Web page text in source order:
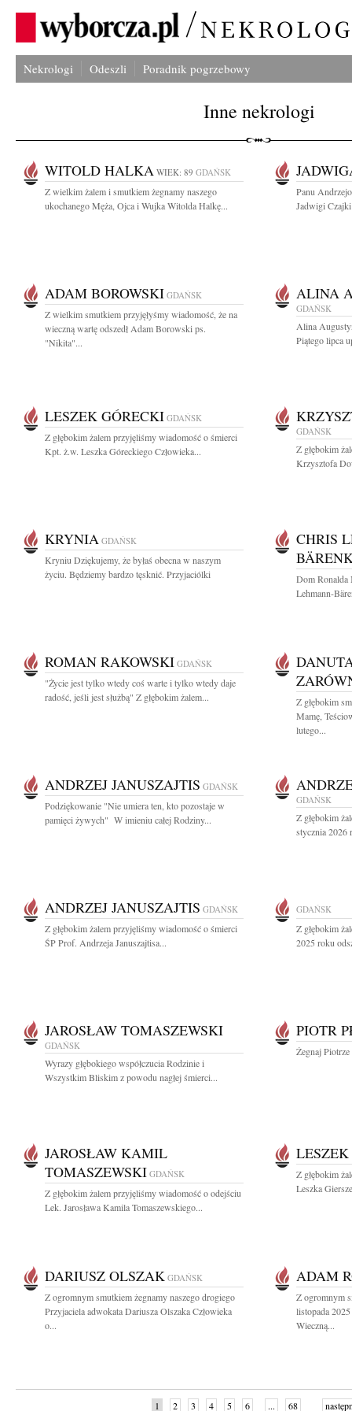
Nekrologi Odeszli Poradnik pogrzebowy
Inne nekrologi
WITOLD HALKA WIEK: 89 GDAŃSK
Z wielkim żalem i smutkiem żegnamy naszego
ukochanego Męża, Ojca i Wujka Witolda Halkę...
Panu
Jadwigi
ADAM BOROWSKI GDAŃSK
Z wielkim smutkiem przyjęłyśmy wiadomość, że na
wieczną wartę odszedł Adam Borowski ps.
"Nikita"...
ALINA
GDAŃSK
Alina
Piątego lipca
LESZEK GÓRECKI GDAŃSK
Z głębokim żalem przyjęliśmy wiadomość o śmierci
Kpt. ż.w. Leszka Góreckiego Człowieka...
GDAŃSK
Z głębokim
Krzysztofa
KRYNIA GDAŃSK
Kryniu Dziękujemy, że byłaś obecna w naszym
życiu. Będziemy bardzo tęsknić. Przyjaciólki
CHRIS
Dom Ronalda
Lehmann-
ROMAN RAKOWSKI GDAŃSK
"Życie jest tylko wtedy coś warte i tylko wtedy daje
radość, jeśli jest służbą" Z głębokim żalem...
Z głębokim
Mamę,
lutego...
ANDRZEJ JANUSZAJTIS GDAŃSK
Podziękowanie "Nie umiera ten, kto pozostaje w
pamięci żywych" W imieniu całej Rodziny...
GDAŃSK
Z głębokim
stycznia 2026
ANDRZEJ JANUSZAJTIS GDAŃSK
Z głębokim żalem przyjęliśmy wiadomość o śmierci
ŚP Prof. Andrzeja Januszajtisa...
GDAŃSK
Z głębokim
2025 roku
JAROSŁAW TOMASZEWSKI
GDAŃSK
Wyrazy głębokiego współczucia Rodzinie i
Wszystkim Bliskim z powodu nagłej śmierci...
PIOTR
Żegnaj
JAROSŁAW KAMIL
TOMASZEWSKI GDAŃSK
Z głębokim żalem przyjęliśmy wiadomość o odejściu
Lek. Jarosława Kamila Tomaszewskiego...
Z głębokim
Leszka
DARIUSZ OLSZAK GDAŃSK
Z ogromnym smutkiem żegnamy naszego drogiego
Przyjaciela adwokata Dariusza Olszaka Człowieka
o...
ADAM
Z ogromnym
listopada
Wieczną...
1 2 3 4 5 6 ... 68